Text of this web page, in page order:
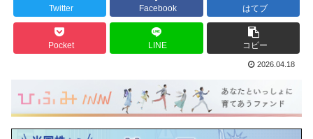
Twitter Facebook はてブ
Pocket LINE コピー
2026.04.18